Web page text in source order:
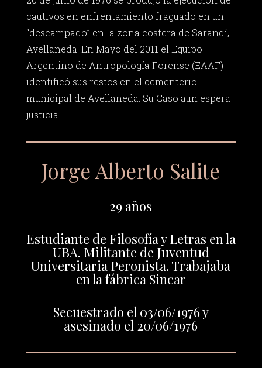
cautivos en enfrentamiento fraguado en un
“descampado” en la zona costera de Sarandí,
Avellaneda. En Mayo del 2011 el Equipo
Argentino de Antropología Forense (EAAF)
identificó sus restos en el cementerio
municipal de Avellaneda. Su Caso aun espera
justicia.
Jorge Alberto Salite
29 años
Estudiante de Filosofía y Letras en la
UBA. Militante de Juventud
Universitaria Peronista. Trabajaba
en la fábrica Sincar
Secuestrado el 03/06/1976 y
asesinado el 20/06/1976